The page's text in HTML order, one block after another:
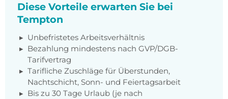
Diese Vorteile erwarten Sie bei
Tempton
Unbefristetes Arbeitsverhältnis
Bezahlung mindestens nach GVP/DGB-
Tarifvertrag
Tarifliche Zuschläge für Überstunden,
Nachtschicht, Sonn- und Feiertagsarbeit
Bis zu 30 Tage Urlaub (je nach